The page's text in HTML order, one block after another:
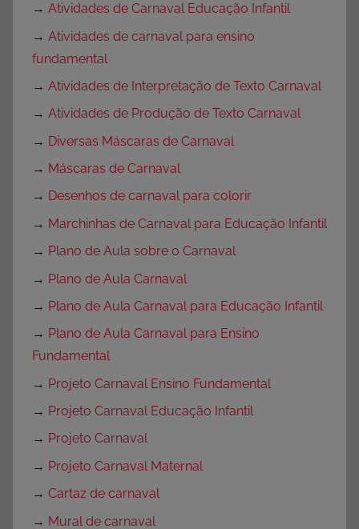
→ Atividades de Carnaval Educação Infantil
→ Atividades de carnaval para ensino
fundamental
→ Atividades de Interpretação de Texto Carnaval
→ Atividades de Produção de Texto Carnaval
→ Diversas Máscaras de Carnaval
→ Máscaras de Carnaval
→ Desenhos de carnaval para colorir
→ Marchinhas de Carnaval para Educação Infantil
→ Plano de Aula sobre o Carnaval
→ Plano de Aula Carnaval
→ Plano de Aula Carnaval para Educação Infantil
→ Plano de Aula Carnaval para Ensino
Fundamental
→ Projeto Carnaval Ensino Fundamental
→ Projeto Carnaval Educação Infantil
→ Projeto Carnaval
→ Projeto Carnaval Maternal
→ Cartaz de carnaval
→ Mural de carnaval